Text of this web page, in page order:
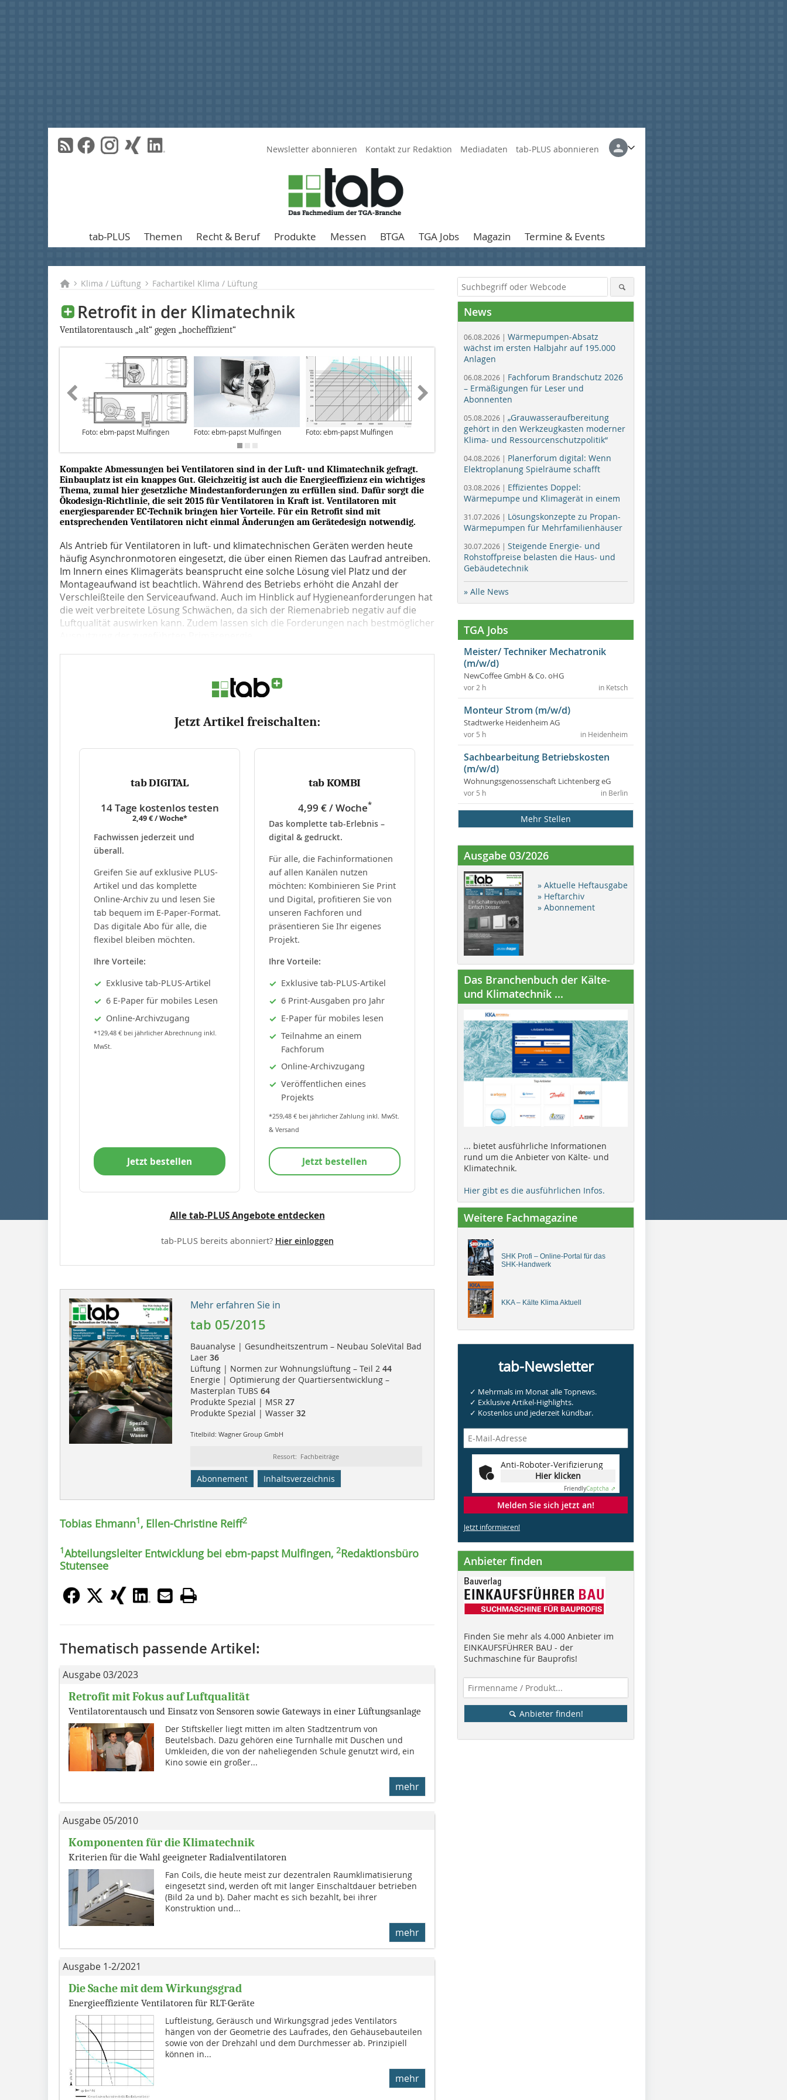
Newsletter abonnieren Kontakt zur Redaktion Mediadaten tab-PLUS abonnieren
tab-PLUS Themen Recht & Beruf Produkte Messen BTGA TGA Jobs Magazin Termine & Events
Klima / Lüftung Fachartikel Klima / Lüftung
Retrofit in der Klimatechnik
Ventilatorentausch „alt“ gegen „hocheffizient“
Foto: ebm-papst Mulfingen Foto: ebm-papst Mulfingen Foto: ebm-papst Mulfingen Foto: ebm-papst Mulfingen Foto: ebm-papst Mulfingen
Kompakte Abmessungen bei Ventilatoren sind in der Luft- und Klimatechnik gefragt.
Einbauplatz ist ein knappes Gut. Gleichzeitig ist auch die Energieeffizienz ein wichtiges
Thema, zumal hier gesetzliche Mindestanforderungen zu erfüllen sind. Dafür sorgt die
Ökodesign-Richtlinie, die seit 2015 für Ventilatoren in Kraft ist. Ventilatoren mit
energiesparender EC-Technik bringen hier Vorteile. Für ein Retrofit sind mit
entsprechenden Ventilatoren nicht einmal Änderungen am Gerätedesign notwendig.
Als Antrieb für Ventilatoren in luft- und klimatechnischen Geräten werden heute
häufig Asynchronmotoren eingesetzt, die über einen Riemen das Laufrad antreiben.
Im Innern eines Klimageräts beansprucht eine solche Lösung viel Platz und der
Montageaufwand ist beachtlich. Während des Betriebs erhöht die Anzahl der
Verschleißteile den Serviceaufwand. Auch im Hinblick auf Hygieneanforderungen hat
die weit verbreitete Lösung Schwächen, da sich der Riemenabrieb negativ auf die
Luftqualität auswirken kann. Zudem lassen sich die Forderun­gen nach best­möglicher
Jetzt Artikel freischalten:
tab DIGITAL
14 Tage kostenlos testen
2,49 € / Woche*
Fachwissen jederzeit und
überall.
Greifen Sie auf exklusive PLUS-
Artikel und das komplette
Online-Archiv zu und lesen Sie
tab bequem im E-Paper-Format.
Das digitale Abo für alle, die
flexibel bleiben möchten.
Ihre Vorteile:
Exklusive tab-PLUS-Artikel
6 E-Paper für mobiles Lesen
Online-Archivzugang
*129,48 € bei jährlicher Abrechnung inkl.
MwSt.
Jetzt bestellen
tab KOMBI
4,99 € / Woche*
Das komplette tab-Erlebnis –
digital & gedruckt.
Für alle, die Fachinformationen
auf allen Kanälen nutzen
möchten: Kombinieren Sie Print
und Digital, profitieren Sie von
unseren Fachforen und
präsentieren Sie Ihr eigenes
Projekt.
Ihre Vorteile:
Exklusive tab-PLUS-Artikel
6 Print-Ausgaben pro Jahr
E-Paper für mobiles lesen
Teilnahme an einem
Fachforum
Online-Archivzugang
Veröffentlichen eines
Projekts
*259,48 € bei jährlicher Zahlung inkl. MwSt.
& Versand
Jetzt bestellen
Alle tab-PLUS Angebote entdecken
tab-PLUS bereits abonniert? Hier einloggen
Mehr erfahren Sie in
tab 05/2015
Bauanalyse | Gesundheitszentrum – Neubau SoleVital Bad
Laer 36
Lüftung | Normen zur Wohnungslüftung – Teil 2 44
Energie | Optimierung der Quartiersentwicklung –
Masterplan TUBS 64
Produkte Spezial | MSR 27
Produkte Spezial | Wasser 32
Titelbild: Wagner Group GmbH
Ressort: Fachbeiträge
Abonnement Inhaltsverzeichnis
Tobias Ehmann1, Ellen-Christine Reiff2
1Abteilungsleiter Entwicklung bei ebm-papst Mulfingen, 2Redaktionsbüro
Stutensee
Thematisch passende Artikel:
Ausgabe 03/2023
Retrofit mit Fokus auf Luftqualität
Ventilatorentausch und Einsatz von Sensoren sowie Gateways in einer Lüftungsanlage
Der Stiftskeller liegt mitten im alten Stadtzentrum von
Beutelsbach. Dazu gehören eine Turnhalle mit Duschen und
Umkleiden, die von der naheliegenden Schule genutzt wird, ein
Kino sowie ein großer...
mehr
Ausgabe 05/2010
Komponenten für die Klimatechnik
Kriterien für die Wahl geeigneter Radialventilatoren
Fan Coils, die heute meist zur dezentralen Raumklimatisierung
eingesetzt sind, werden oft mit langer Einschaltdauer betrieben
(Bild 2a und b). Daher macht es sich bezahlt, bei ihrer
Konstruktion und...
mehr
Ausgabe 1-2/2021
Die Sache mit dem Wirkungsgrad
Energieeffiziente Ventilatoren für RLT-Geräte
Luftleistung, Geräusch und Wirkungsgrad jedes Ventilators
hängen von der Geometrie des Laufrades, den Gehäusebauteilen
sowie von der Drehzahl und dem Durchmesser ab. Prinzipiell
können in...
mehr
News
06.08.2026 | Wärmepumpen-Absatz
wächst im ersten Halbjahr auf 195.000
Anlagen
06.08.2026 | Fachforum Brandschutz 2026
– Ermäßigungen für Leser und
Abonnenten
05.08.2026 | „Grauwasseraufbereitung
gehört in den Werkzeugkasten moderner
Klima- und Ressourcenschutzpolitik“
04.08.2026 | Planerforum digital: Wenn
Elektroplanung Spielräume schafft
03.08.2026 | Effizientes Doppel:
Wärmepumpe und Klimagerät in einem
31.07.2026 | Lösungskonzepte zu Propan-
Wärmepumpen für Mehrfamilienhäuser
30.07.2026 | Steigende Energie- und
Rohstoffpreise belasten die Haus- und
Gebäudetechnik
» Alle News
TGA Jobs
Meister/ Techniker Mechatronik
(m/w/d)
NewCoffee GmbH & Co. oHG
in Ketsch
vor 2 h
Monteur Strom (m/w/d)
Stadtwerke Heidenheim AG
in Heidenheim
vor 5 h
Sachbearbeitung Betriebskosten
(m/w/d)
Wohnungsgenossenschaft Lichtenberg eG
in Berlin
vor 5 h
Mehr Stellen
Ausgabe 03/2026
» Aktuelle Heftausgabe
» Heftarchiv
» Abonnement
Das Branchenbuch der Kälte-
und Klimatechnik ...
... bietet ausführliche Informationen
rund um die Anbieter von Kälte- und
Klimatechnik.
Hier gibt es die ausführlichen Infos.
Weitere Fachmagazine
SHK Profi – Online-Portal für das
SHK-Handwerk
KKA – Kälte Klima Aktuell
tab-Newsletter
✓ Mehrmals im Monat alle Topnews.
✓ Exklusive Artikel-Highlights.
✓ Kostenlos und jederzeit kündbar.
Anti-Roboter-Verifizierung
Hier klicken
FriendlyCaptcha ⇗
Melden Sie sich jetzt an!
Jetzt informieren!
Anbieter finden
Finden Sie mehr als 4.000 Anbieter im
EINKAUFSFÜHRER BAU - der
Suchmaschine für Bauprofis!
Anbieter finden!